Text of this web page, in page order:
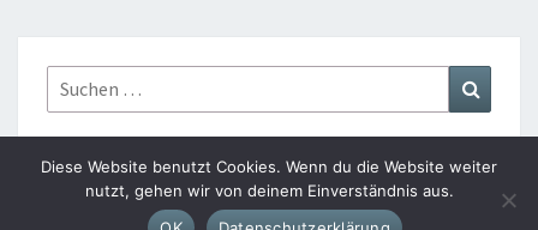
Suchen
nach:
Stolz präsentiert vonWordPress |Theme: Nisarg
Diese Website benutzt Cookies. Wenn du die Website weiter
nutzt, gehen wir von deinem Einverständnis aus.